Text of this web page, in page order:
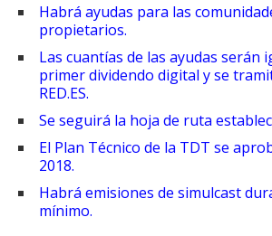
Habrá ayudas para las
propietarios.
Las cuantías de las ayudas serán
primer dividendo digital y se
RED.ES.
Se seguirá la hoja de ruta
El Plan Técnico de la TDT se
2018.
Habrá emisiones de simulcast
mínimo.